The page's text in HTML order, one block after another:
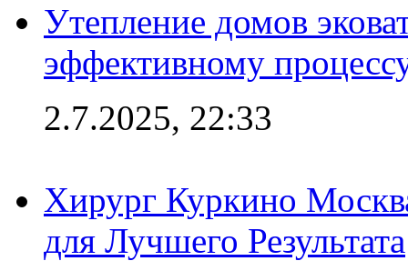
Утепление домов
эффективному
2.7.2025, 22:33
Хирург Куркино
для Лучшего Результата